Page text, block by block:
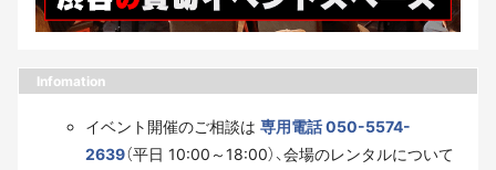
Infomation
イベント開催のご相談は 専用電話 050-5574-
2639（平日 10:00～18:00）、会場のレンタルについて